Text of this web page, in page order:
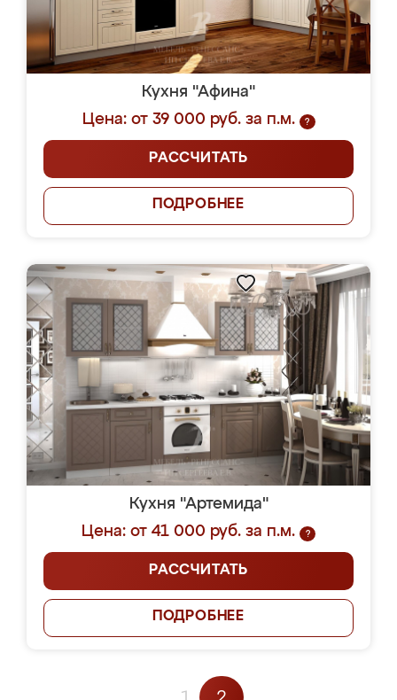
Кухня "Афина"
Цена: от 39 000 руб. за п.м.
?
РАССЧИТАТЬ
ПОДРОБНЕЕ
Кухня "Артемида"
Цена: от 41 000 руб. за п.м.
?
РАССЧИТАТЬ
ПОДРОБНЕЕ